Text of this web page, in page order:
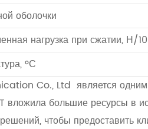
оболочки
нагрузка при сжатии, Н/
ºС
Co., Ltd является
вложила большие ресурсы в
чтобы предоставить